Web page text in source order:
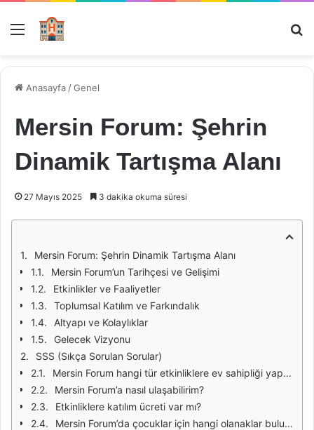
Menü
Anasayfa /Genel
Mersin Forum: Şehrin
Dinamik Tartışma Alanı
27 Mayıs 2025 3 dakika okuma süresi
Mersin Forum: Şehrin Dinamik Tartışma Alanı
Mersin Forum’un Tarihçesi ve Gelişimi
Etkinlikler ve Faaliyetler
Toplumsal Katılım ve Farkındalık
Altyapı ve Kolaylıklar
Gelecek Vizyonu
SSS (Sıkça Sorulan Sorular)
Mersin Forum hangi tür etkinliklere ev sahipliği yapmaktadır?
Mersin Forum’a nasıl ulaşabilirim?
Etkinliklere katılım ücreti var mı?
Mersin Forum’da çocuklar için hangi olanaklar bulunmaktadır?